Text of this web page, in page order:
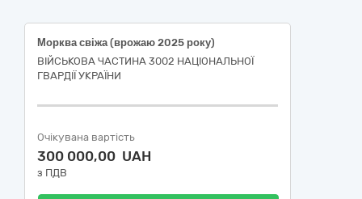
Морква свіжа (врожаю 2025 року)
ВІЙСЬКОВА ЧАСТИНА 3002 НАЦІОНАЛЬНОЇ
ГВАРДІЇ УКРАЇНИ
Очікувана вартість
300 000,00 UAH
з ПДВ